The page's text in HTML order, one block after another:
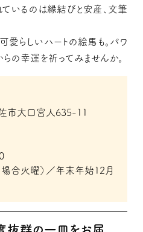
いるのは縁結びと安産、文筆
らしいハートの絵馬も。パワ
の幸運を祈ってみませんか。
市大口宮人635-11
場合火曜）／年末年始12月
抜群の一皿をお届